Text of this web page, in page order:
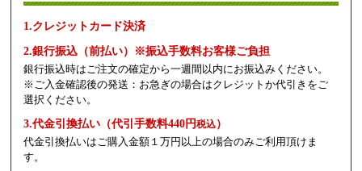
1.クレジットカード決済
2.銀行振込（前払い）※振込手数料お客様ご負担
銀行振込時はご注文の確定から一週間以内にお振込みください。
※ご入金確認後の発送：お急ぎの場合はクレジットか代引きをご
選択ください。
3.代金引換払い（代引手数料440円税込）
代金引換払いはご購入金額１万円以上の場合のみご利用頂けま
す。